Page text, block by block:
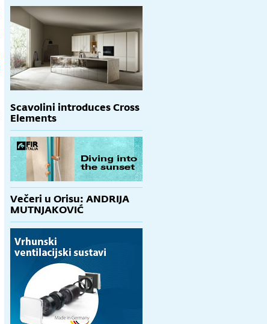
Scavolini introduces Cross
Elements
Večeri u Orisu: ANDRIJA
MUTNJAKOVIĆ